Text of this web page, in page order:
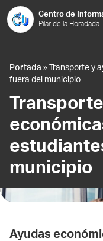
Saltar al contenido
Centro de
Pilar de la Horadada
Portada »
Transporte y
fuera del municipio
municipio
Ayudas